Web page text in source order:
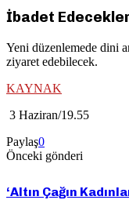
İbadet
Yeni düzenlemede dini
ziyaret edebilecek.
KAYNAK
3 Haziran/19.55
Paylaş0
Önceki gönderi
‘Altın Çağın